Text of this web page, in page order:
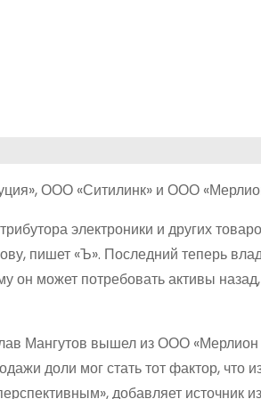
ООО «Ситилинк» и ООО
электроники и других
пишет «Ъ». Последний теперь
он может потребовать активы
Мангутов вышел из ООО
доли мог стать тот фактор, что
добавляет источник